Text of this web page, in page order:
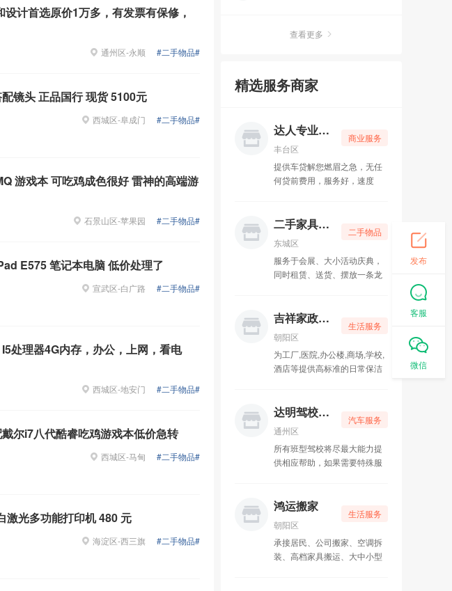
咖啡之翼品牌管理有限公司
职位正在热招
计首选原价1万多，有发票有保修，
通州区-永顺 #二手物品#
镜头 正品国行 现货 5100元
西城区-阜成门 #二手物品#
游戏本 可吃鸡成色很好 雷神的高端游
石景山区-苹果园 #二手物品#
E575 笔记本电脑 低价处理了
宣武区-白广路 #二手物品#
处理器4G内存，办公，上网，看电
西城区-地安门 #二手物品#
尔i7八代酷睿吃鸡游戏本低价急转
西城区-马甸 #二手物品#
激光多功能打印机 480 元
海淀区-西三旗 #二手物品#
京派通二手车行
05-10
家济律所
05-10
挚诚博大教育
05-10
俊超车行
05-15
润泽幽居瑜伽
05-15
工商注册一条龙
05-15
吉祥家政保洁
05-15
盛邦昌达科技
05-10
达人专业贷款
05-10
达明驾校58陪练
05-10
鸿运搬家
查看更多
精选服务商家
商业服务
达人专业贷款
丰台区
提供车贷解您燃眉之急，无任
何贷前费用，服务好，速度
京，所有贷款都是先息后本，
二手物品
二手家具回收
东城区
服务于会展、大小活动庆典，
同时租赁、送货、摆放一条龙
大客户的认可和肯定。
生活服务
吉祥家政保洁
朝阳区
为工厂,医院,办公楼,商场,学校,
酒店等提供高标准的日常保洁
各类场所消毒，专业大楼外墙
清洗，石材翻新、高空刷漆、
等业务
汽车服务
达明驾校58陪练
通州区
所有班型驾校将尽最大能力提
供相应帮助，如果需要特殊服
首付1000元零利率，科目一考
试当天补齐尾款，可开具驾校
正规发票
生活服务
鸿运搬家
朝阳区
承接居民、公司搬家、空调拆
装、高档家具搬运、大中小型
发布
客服
微信